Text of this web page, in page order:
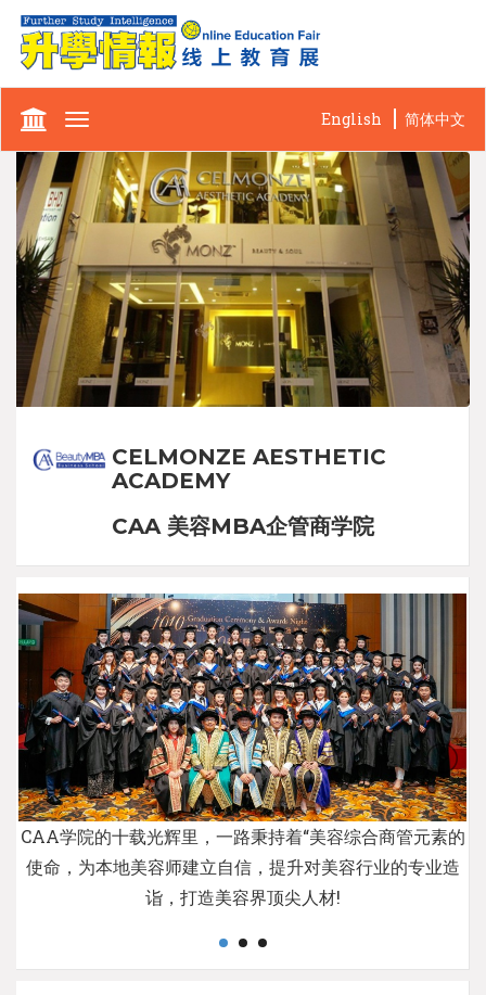
Toggle
English 简体中文
CELMONZE AESTHETIC
ACADEMY
CAA 美容MBA企管商学院
CAA学院的十载光辉里，一路秉持着“美容综合商管元素的
使命，为本地美容师建立自信，提升对美容行业的专业造
诣，打造美容界顶尖人材!